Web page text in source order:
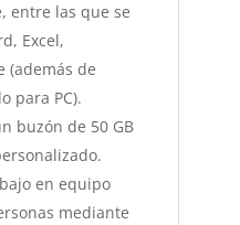
entre las que se
Excel,
(además de
para PC).
buzón de 50 GB
en equipo
mediante